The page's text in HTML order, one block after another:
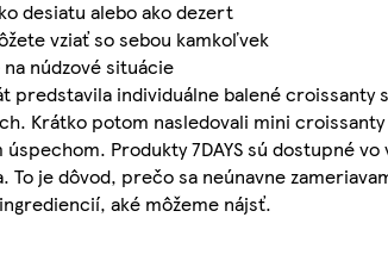
desiatu alebo ako dezert
vziať so sebou kamkoľvek
núdzové situácie
predstavila individuálne balené croissanty
potom nasledovali mini croissanty
Produkty 7DAYS sú dostupné
je dôvod, prečo sa neúnavne
aké môžeme nájsť.